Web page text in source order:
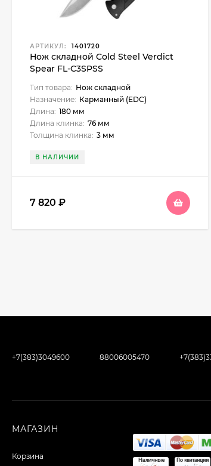
АРТИКУЛ: 1401720
Нож складной Cold Steel Verdict
Spear FL-C3SPSS
Тип товара: Нож складной
Назначение: Карманный (EDC)
Длина: 180 мм
Длина клинка: 76 мм
Толщина клинка: 3 мм
В НАЛИЧИИ
7 820 ₽
+7(383)3049600 88006005470
МАГАЗИН
Корзина